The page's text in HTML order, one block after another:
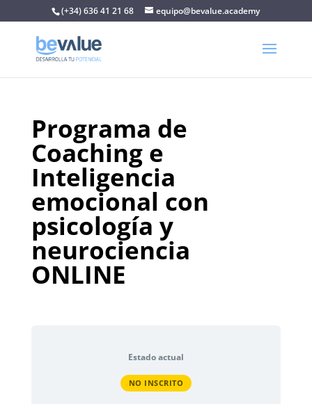
(+34) 636 41 21 68 equipo@bevalue.academy
Programa de
Coaching e
Inteligencia
emocional con
psicología y
neurociencia
ONLINE
Estado actual
NO INSCRITO